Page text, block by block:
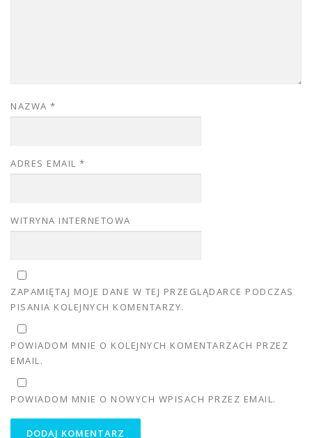
NAZWA *
ADRES EMAIL *
WITRYNA INTERNETOWA
ZAPAMIĘTAJ MOJE DANE W TEJ PRZEGLĄDARCE PODCZAS
PISANIA KOLEJNYCH KOMENTARZY.
POWIADOM MNIE O KOLEJNYCH KOMENTARZACH PRZEZ
EMAIL.
POWIADOM MNIE O NOWYCH WPISACH PRZEZ EMAIL.